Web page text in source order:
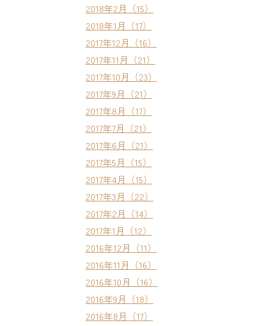
2018年2月（15）
2018年1月（17）
2017年12月（16）
2017年11月（21）
2017年10月（23）
2017年9月（21）
2017年8月（17）
2017年7月（21）
2017年6月（21）
2017年5月（15）
2017年4月（15）
2017年3月（22）
2017年2月（14）
2017年1月（12）
2016年12月（11）
2016年11月（16）
2016年10月（16）
2016年9月（18）
2016年8月（17）